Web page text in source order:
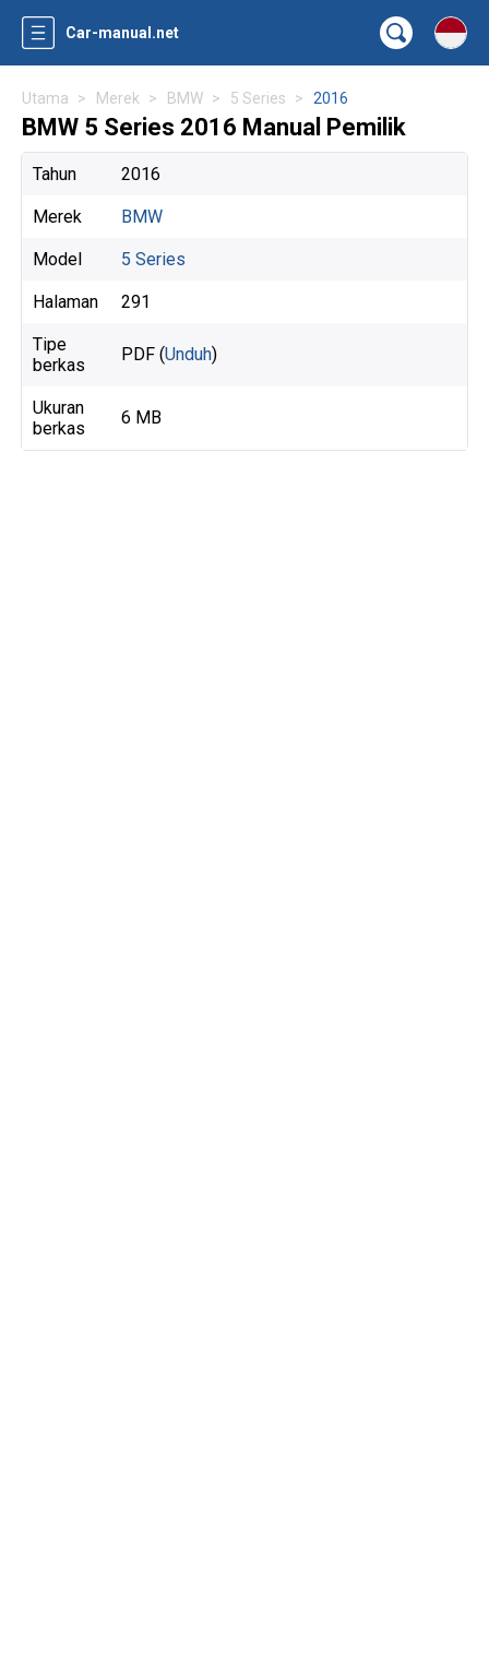
Car-manual.net
Utama Merek BMW 5 Series 2016
BMW 5 Series 2016 Manual Pemilik
Tahun 2016
Merek BMW
Model 5 Series
Halaman 291
Tipe
berkas
PDF (Unduh)
Ukuran
berkas
6 MB